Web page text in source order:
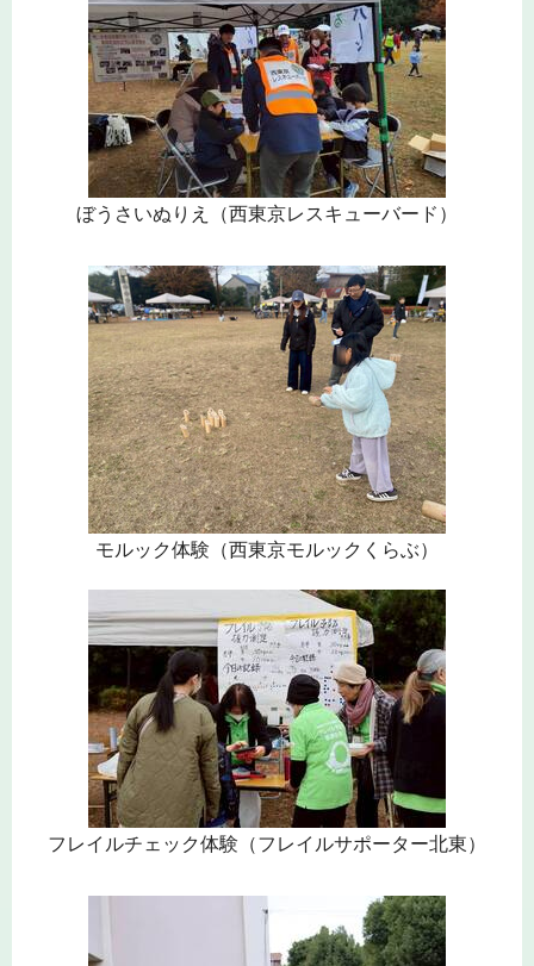
ぼうさいぬりえ（西東京レスキューバード）
モルック体験（西東京モルックくらぶ）
フレイルチェック体験（フレイルサポーター北東）